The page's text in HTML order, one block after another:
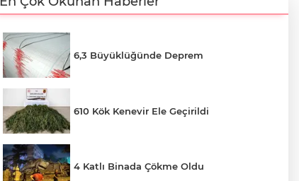
6,3 Büyüklüğünde Deprem
610 Kök Kenevir Ele Geçirildi
4 Katlı Binada Çökme Oldu